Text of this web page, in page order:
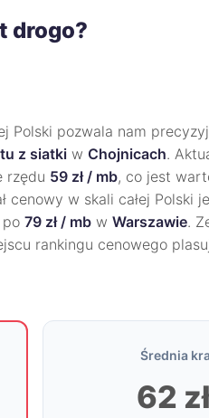
drogo?
Polski pozwala nam
z siatki w Chojnicach.
rzędu 59 zł / mb, co jest
cenowy w skali całej Polski
po 79 zł / mb w Warszawie.
rankingu cenowego
Średnia
62